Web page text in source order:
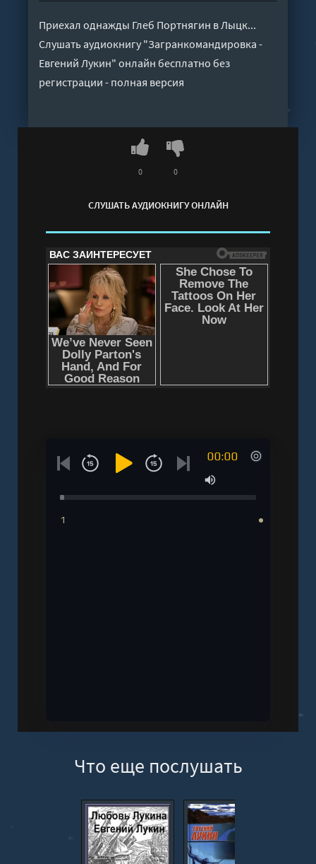
Приехал однажды Глеб Портнягин в Лыцк...
Слушать аудиокнигу "Загранкомандировка -
Евгений Лукин" онлайн бесплатно без
регистрации - полная версия
СЛУШАТЬ АУДИОКНИГУ ОНЛАЙН
0 0
00:00
1
Что еще послушать